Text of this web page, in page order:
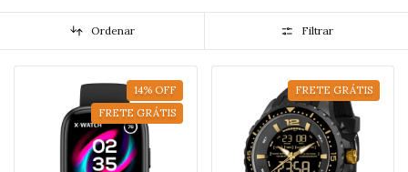
Ordenar Filtrar
14% OFF
FRETE GRÁTIS
FRETE GRÁTIS